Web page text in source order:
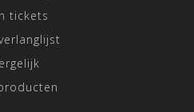
tickets